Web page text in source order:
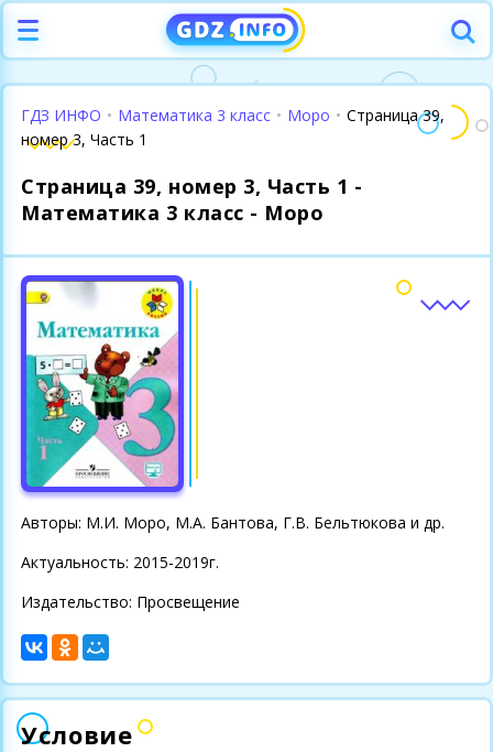
ГДЗ ИНФО • Математика 3 класс • Моро • Страница 39,
номер 3, Часть 1
Страница 39, номер 3, Часть 1 -
Математика 3 класс - Моро
Авторы: М.И. Моро, М.А. Бантова, Г.В. Бельтюкова и др.
Актуальность: 2015-2019г.
Издательство: Просвещение
Условие